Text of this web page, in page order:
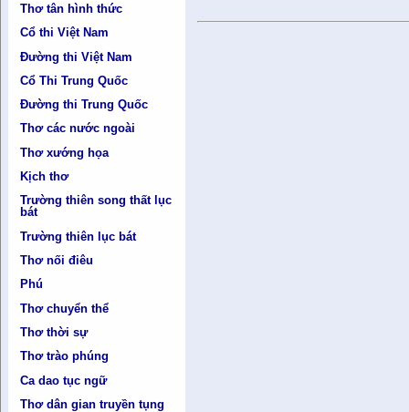
Thơ tân hình thức
Cổ thi Việt Nam
Đường thi Việt Nam
Cổ Thi Trung Quốc
Đường thi Trung Quốc
Thơ các nước ngoài
Thơ xướng họa
Kịch thơ
Trường thiên song thất lục
bát
Trường thiên lục bát
Thơ nối điêu
Phú
Thơ chuyển thể
Thơ thời sự
Thơ trào phúng
Ca dao tục ngữ
Thơ dân gian truyền tụng